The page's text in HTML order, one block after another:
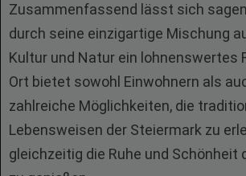
Zusammenfassend lässt sich
durch seine einzigartige Mischung
Kultur und Natur ein lohnenswertes
Ort bietet sowohl Einwohnern als
zahlreiche Möglichkeiten, die
Lebensweisen der Steiermark zu
gleichzeitig die Ruhe und Schönheit